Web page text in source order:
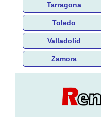
Tarragona
Toledo
Valladolid
Zamora